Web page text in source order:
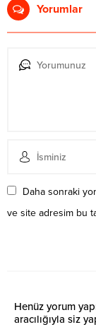
Yorumlar
Daha sonraki
ve site adresim bu
Henüz yorum
aracılığıyla siz